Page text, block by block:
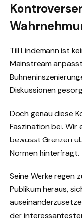
Till Lindemann ist
Mainstream
Diskussionen
Doch genau diese
Faszination bei. Wir
bewusst Grenzen
Normen hinterfragt.
Seine Werke regen
Publikum heraus,
der